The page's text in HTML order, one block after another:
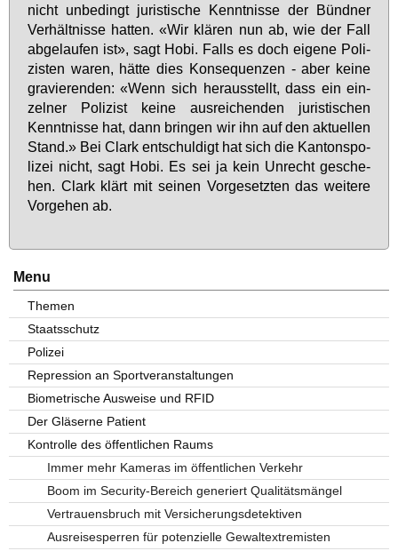
nicht un­be­dingt ju­ris­ti­sche Kennt­nis­se der Bünd­ner
Ver­hält­nis­se hat­ten. «Wir klä­ren nun ab, wie der Fall
ab­ge­lau­fen ist», sagt Ho­bi. Falls es doch ei­ge­ne Po­li­
zis­ten wa­ren, hät­te dies Kon­se­quen­zen - aber kei­ne
gra­vie­ren­den: «Wenn sich her­aus­stellt, dass ein ein­
zel­ner Po­li­zist kei­ne aus­rei­chen­den ju­ris­ti­schen
Kennt­nis­se hat, dann brin­gen wir ihn auf den ak­tu­el­len
Stand.» Bei Clark ent­schul­digt hat sich die Kan­tons­po­
li­zei nicht, sagt Ho­bi. Es sei ja kein Un­recht ge­sche­
hen. Clark klärt mit sei­nen Vor­ge­setz­ten das wei­te­re
Vor­ge­hen ab.
Menu
Themen
Staatsschutz
Polizei
Repression an Sportveranstaltungen
Biometrische Ausweise und RFID
Der Gläserne Patient
Kontrolle des öffentlichen Raums
Immer mehr Kameras im öffentlichen Verkehr
Boom im Security-Bereich generiert Qualitätsmängel
Vertrauensbruch mit Versicherungsdetektiven
Ausreisesperren für potenzielle Gewaltextremisten